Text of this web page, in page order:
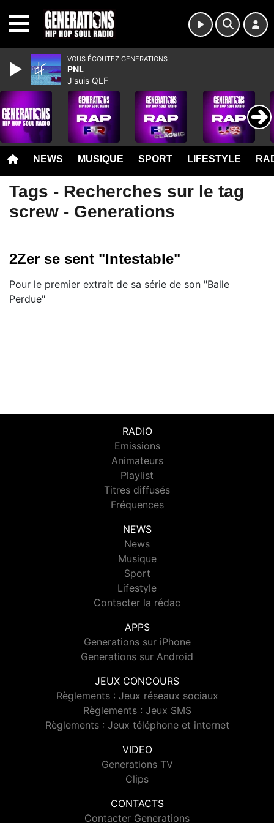
NEWS MUSIQUE SPORT LIFESTYLE
Tags - Recherches sur le tag
screw - Generations
2Zer se sent "Intestable"
Pour le premier extrait de sa série de son "Balle
Perdue"
RADIO
Emissions
Animateurs
Playlist
Titres diffusés
Fréquences
NEWS
News
Musique
Sport
Lifestyle
Contacter la rédac
APPS
Generations sur iPhone
Generations sur Android
JEUX CONCOURS
Règlements : Jeux réseaux sociaux
Règlements : Jeux SMS
Règlements : Jeux téléphone et internet
VIDEO
Generations TV
Clips
CONTACTS
Contacter Generations
VOUS ÉCOUTEZ GENERATIONS
PNL
J'suis QLF